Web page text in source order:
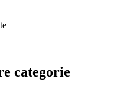
categorie